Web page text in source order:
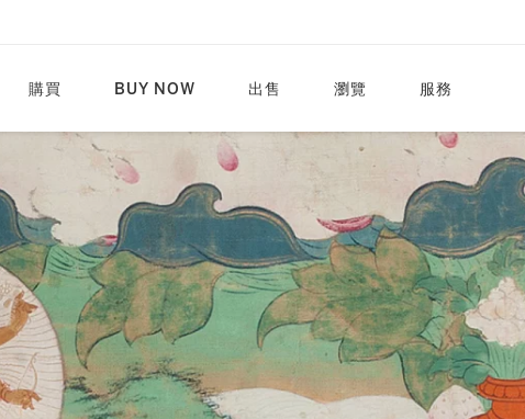
購買 BUY NOW 出售 瀏覽 服務